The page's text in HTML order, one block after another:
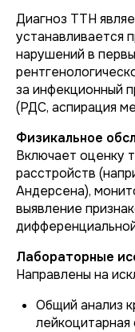
Диагноз ТТН
устанавливается
нарушений в
за инфекционный
(РДС, аспирация
Физикальное
Включает оценку
расстройств
Андерсена),
выявление
Лабораторные
Направлены на
Общий анализ
лейкоцитарная